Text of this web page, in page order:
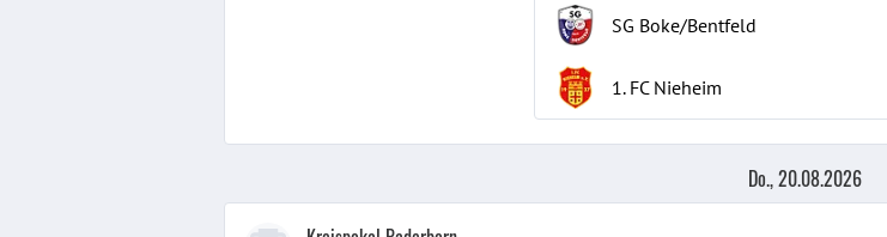
SG Boke/Bentfeld
1. FC Nieheim
Do., 20.08.2026